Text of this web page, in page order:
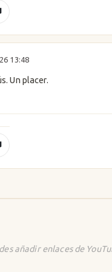
13:48
Un placer.
añadir enlaces de